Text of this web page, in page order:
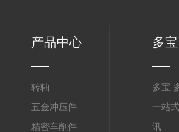
产品中心
转轴
五金冲压件
精密车削件
多宝
多宝-
一站
讯